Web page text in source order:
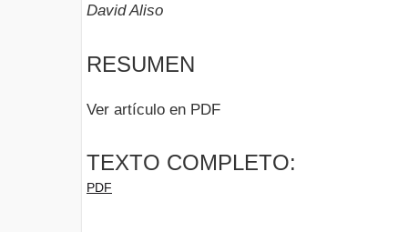
David Aliso
RESUMEN
Ver artículo en PDF
TEXTO COMPLETO:
PDF